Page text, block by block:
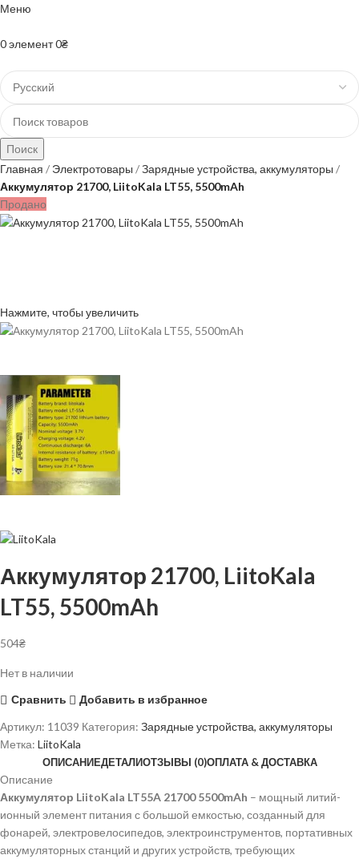
Меню
0элемент0₴
Поиск
Главная
Электротовары
Зарядные устройства, аккумуляторы
Аккумулятор 21700, LiitoKala LT55, 5500mAh
Продано
Нажмите, чтобы увеличить
Аккумулятор 21700, LiitoKala
LT55, 5500mAh
504₴
Нет в наличии
Сравнить
Добавить в избранное
Артикул: 11039 Категория: Зарядные устройства, аккумуляторы
Метка: LiitoKala
ОПИСАНИЕДЕТАЛИОТЗЫВЫ (0)ОПЛАТА & ДОСТАВКА
Описание
Аккумулятор LiitoKala LT55A 21700 5500mAh – мощный литий-
ионный элемент питания с большой емкостью, созданный для
фонарей, электровелосипедов, электроинструментов, портативных
аккумуляторных станций и других устройств, требующих